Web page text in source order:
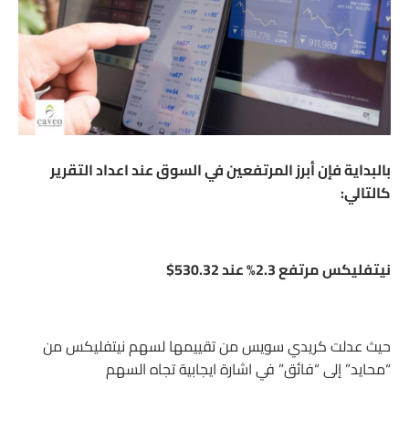
بالبداية فإن أبرز المرتفعين في السوق عند اعداد التقرير
كالتالي:
نيتفليكس مرتفع 2.3% عند 530.32$
حيث عدلت كريدي سويس من تقييمها لسهم نيتفليكس من
“محايد” إلى “فائق” في اشارة ايجابية تجاه السهم